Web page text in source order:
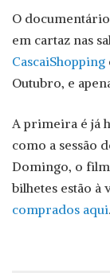
O documentário
em cartaz nas
CascaiShopping
Outubro, e
A primeira é já
como a sessão
Domingo, o
bilhetes estão à
comprados aqui.